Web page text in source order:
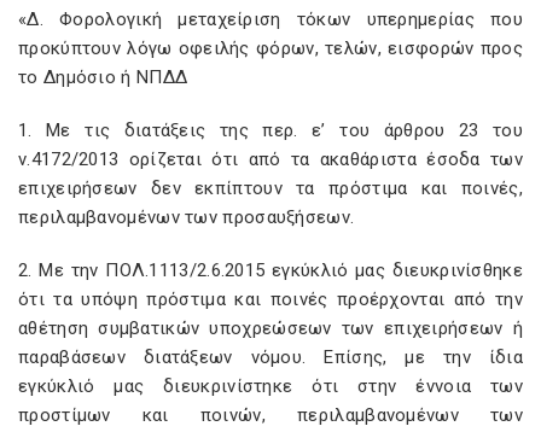
«Δ. Φορολογική μεταχείριση τόκων υπερημερίας που
προκύπτουν λόγω οφειλής φόρων, τελών, εισφορών προς
το Δημόσιο ή ΝΠΔΔ
1. Με τις διατάξεις της περ. ε’ του άρθρου 23 του
ν.4172/2013 ορίζεται ότι από τα ακαθάριστα έσοδα των
επιχειρήσεων δεν εκπίπτουν τα πρόστιμα και ποινές,
περιλαμβανομένων των προσαυξήσεων.
2. Με την ΠΟΛ.1113/2.6.2015 εγκύκλιό μας διευκρινίσθηκε
ότι τα υπόψη πρόστιμα και ποινές προέρχονται από την
αθέτηση συμβατικών υποχρεώσεων των επιχειρήσεων ή
παραβάσεων διατάξεων νόμου. Επίσης, με την ίδια
εγκύκλιό μας διευκρινίστηκε ότι στην έννοια των
προστίμων και ποινών, περιλαμβανομένων των